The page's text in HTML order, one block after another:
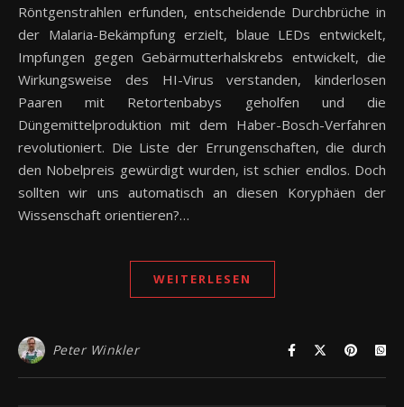
Röntgenstrahlen erfunden, entscheidende Durchbrüche in
der Malaria-Bekämpfung erzielt, blaue LEDs entwickelt,
Impfungen gegen Gebärmutterhalskrebs entwickelt, die
Wirkungsweise des HI-Virus verstanden, kinderlosen
Paaren mit Retortenbabys geholfen und die
Düngemittelproduktion mit dem Haber-Bosch-Verfahren
revolutioniert. Die Liste der Errungenschaften, die durch
den Nobelpreis gewürdigt wurden, ist schier endlos. Doch
sollten wir uns automatisch an diesen Koryphäen der
Wissenschaft orientieren?…
WEITERLESEN
Peter Winkler